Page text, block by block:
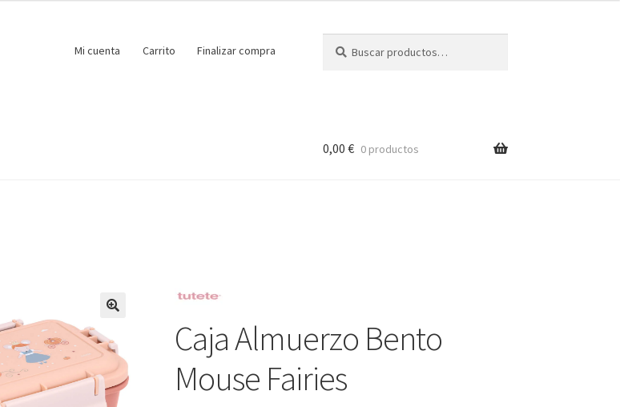
Mi cuenta Carrito Finalizar compra
por:
0,00 € 0 productos
Caja Almuerzo Bento
Mouse Fairies